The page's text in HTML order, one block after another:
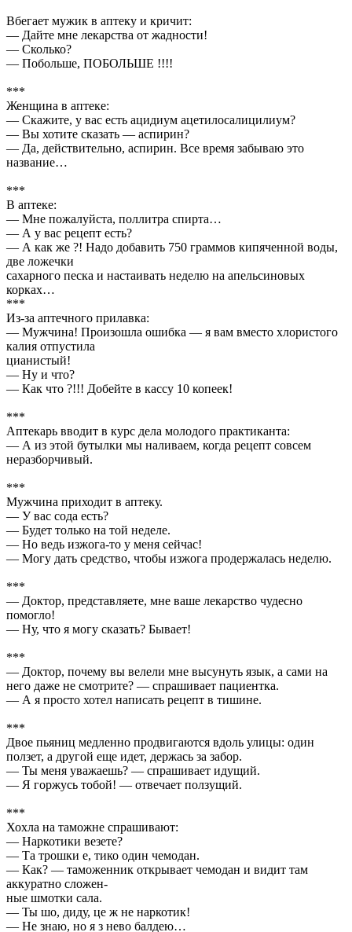
Вбегает мужик в аптеку и кричит:
— Дайте мне лекарства от жадности!
— Сколько?
— Побольше, ПОБОЛЬШЕ !!!!
***
Женщина в аптеке:
— Скажите, у вас есть ацидиум ацетилосалицилиум?
— Вы хотите сказать — аспирин?
— Да, действительно, аспирин. Все время забываю это
название…
***
В аптеке:
— Мне пожалуйста, поллитра спирта…
— А у вас рецепт есть?
— А как же ?! Надо добавить 750 граммов кипяченной воды,
две ложечки
сахарного песка и настаивать неделю на апельсиновых
корках…
***
Из-за аптечного прилавка:
— Мужчина! Произошла ошибка — я вам вместо хлористого
калия отпустила
цианистый!
— Ну и что?
— Как что ?!!! Добейте в кассу 10 копеек!
***
Аптекарь вводит в курс дела молодого практиканта:
— А из этой бутылки мы наливаем, когда рецепт совсем
неразборчивый.
***
Мужчина приходит в аптеку.
— У вас сода есть?
— Будет только на той неделе.
— Но ведь изжога-то у меня сейчас!
— Могу дать средство, чтобы изжога продержалась неделю.
***
— Доктор, представляете, мне ваше лекарство чудесно
помогло!
— Ну, что я могу сказать? Бывает!
***
— Доктор, почему вы велели мне высунуть язык, а сами на
него даже не смотрите? — спрашивает пациентка.
— А я просто хотел написать рецепт в тишине.
***
Двое пьяниц медленно продвигаются вдоль улицы: один
ползет, а другой еще идет, держась за забор.
— Ты меня уважаешь? — спрашивает идущий.
— Я горжусь тобой! — отвечает ползущий.
***
Хохла на таможне спрашивают:
— Наркотики везете?
— Та трошки е, тико один чемодан.
— Как? — таможенник открывает чемодан и видит там
аккуратно сложен-
ные шмотки сала.
— Ты шо, диду, це ж не наркотик!
— Не знаю, но я з нево балдею…